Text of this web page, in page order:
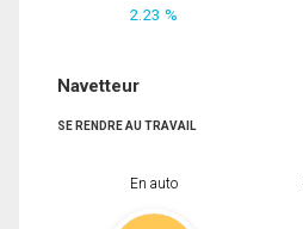
2.23 %
Navetteur
SE RENDRE AU TRAVAIL
En auto